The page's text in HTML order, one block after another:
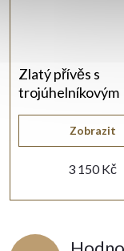
Zlatý přívěs s
trojúhelníkovým
zirkonem
3 150 Kč
Zobrazit